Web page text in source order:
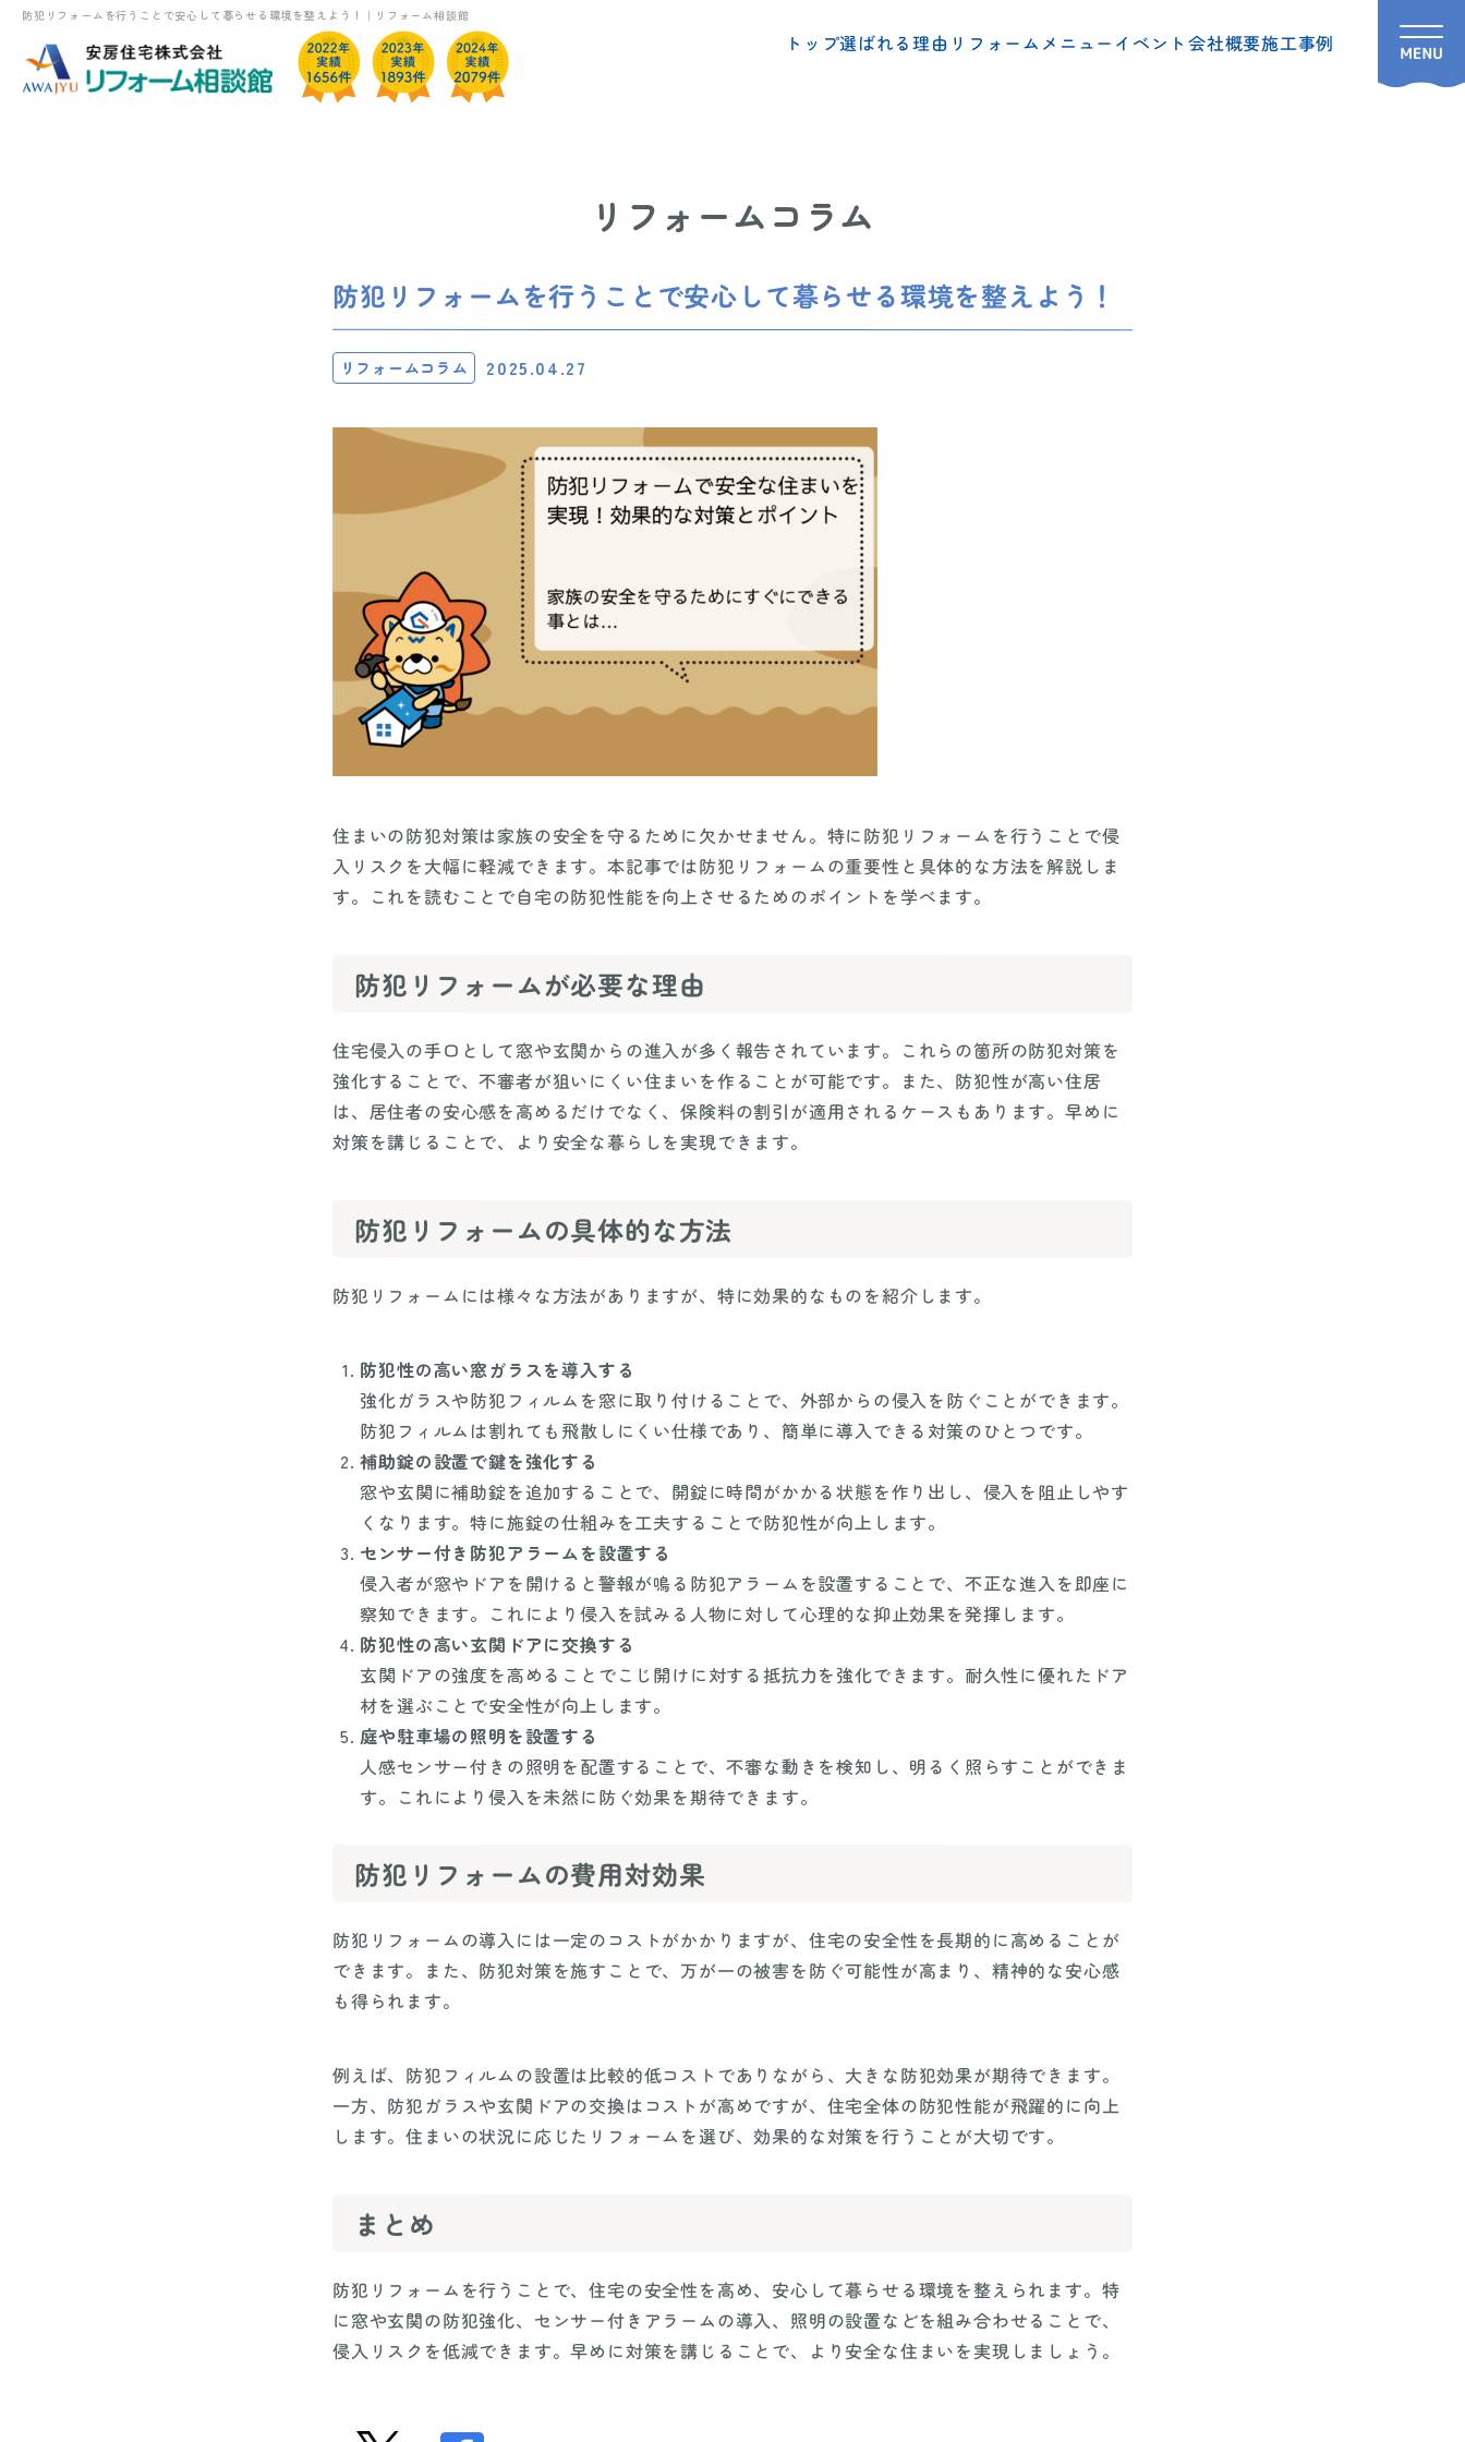
防犯リフォームを行うことで安心して暮らせる環境を整えよう！｜リフォーム相談館
トップ選ばれる理由 リフォームメニュー イベント 会社概要施工事例
リフォームコラム
防犯リフォームを行うことで安心して暮らせる環境を整えよう！
リフォームコラム 2025.04.27
住まいの防犯対策は家族の安全を守るために欠かせません。特に防犯リフォームを行うことで侵
入リスクを大幅に軽減できます。本記事では防犯リフォームの重要性と具体的な方法を解説しま
す。これを読むことで自宅の防犯性能を向上させるためのポイントを学べます。
防犯リフォームが必要な理由
住宅侵入の手口として窓や玄関からの進入が多く報告されています。これらの箇所の防犯対策を
強化することで、不審者が狙いにくい住まいを作ることが可能です。また、防犯性が高い住居
は、居住者の安心感を高めるだけでなく、保険料の割引が適用されるケースもあります。早めに
対策を講じることで、より安全な暮らしを実現できます。
防犯リフォームの具体的な方法
防犯リフォームには様々な方法がありますが、特に効果的なものを紹介します。
防犯性の高い窓ガラスを導入する
強化ガラスや防犯フィルムを窓に取り付けることで、外部からの侵入を防ぐことができます。
防犯フィルムは割れても飛散しにくい仕様であり、簡単に導入できる対策のひとつです。
補助錠の設置で鍵を強化する
窓や玄関に補助錠を追加することで、開錠に時間がかかる状態を作り出し、侵入を阻止しやす
くなります。特に施錠の仕組みを工夫することで防犯性が向上します。
センサー付き防犯アラームを設置する
侵入者が窓やドアを開けると警報が鳴る防犯アラームを設置することで、不正な進入を即座に
察知できます。これにより侵入を試みる人物に対して心理的な抑止効果を発揮します。
防犯性の高い玄関ドアに交換する
玄関ドアの強度を高めることでこじ開けに対する抵抗力を強化できます。耐久性に優れたドア
材を選ぶことで安全性が向上します。
庭や駐車場の照明を設置する
人感センサー付きの照明を配置することで、不審な動きを検知し、明るく照らすことができま
す。これにより侵入を未然に防ぐ効果を期待できます。
防犯リフォームの費用対効果
防犯リフォームの導入には一定のコストがかかりますが、住宅の安全性を長期的に高めることが
できます。また、防犯対策を施すことで、万が一の被害を防ぐ可能性が高まり、精神的な安心感
も得られます。
例えば、防犯フィルムの設置は比較的低コストでありながら、大きな防犯効果が期待できます。
一方、防犯ガラスや玄関ドアの交換はコストが高めですが、住宅全体の防犯性能が飛躍的に向上
します。住まいの状況に応じたリフォームを選び、効果的な対策を行うことが大切です。
まとめ
防犯リフォームを行うことで、住宅の安全性を高め、安心して暮らせる環境を整えられます。特
に窓や玄関の防犯強化、センサー付きアラームの導入、照明の設置などを組み合わせることで、
侵入リスクを低減できます。早めに対策を講じることで、より安全な住まいを実現しましょう。